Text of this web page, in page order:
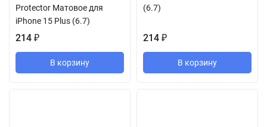
Protector Матовое для
iPhone 15 Plus (6.7)
214 ₽
В корзину
(6.7)
214 ₽
В корзину